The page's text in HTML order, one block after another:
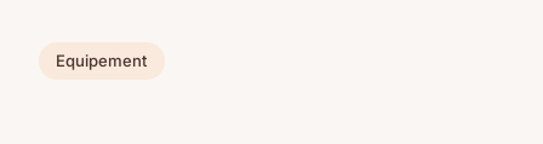
Equipement